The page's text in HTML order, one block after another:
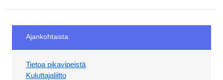
Ajankohtaista:
Tietoa pikavipeistä
Kuluttajaliitto